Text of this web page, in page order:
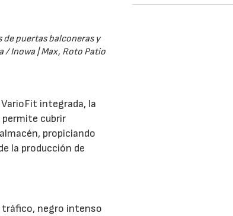
puertas balconeras y
/ Inowa | Max, Roto Patio
integrada, la
cubrir
propiciando
la producción de
tráfico, negro intenso